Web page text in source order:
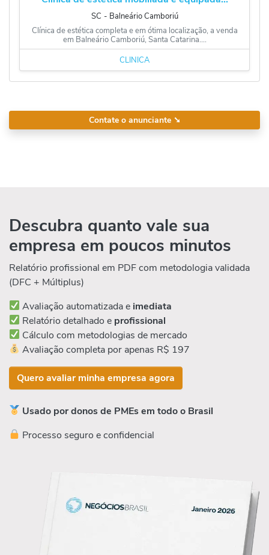
SC ‐ Balneário Camboriú
Clínica de estética completa e em ótima localização, a venda
em Balneário Camboriú, Santa Catarina....
CLÍNICA
Contate o anunciante ➘
Descubra quanto vale sua
empresa em poucos minutos
Relatório profissional em PDF com metodologia validada
(DFC + Múltiplus)
Avaliação automatizada e imediata
Relatório detalhado e profissional
Cálculo com metodologias de mercado
Avaliação completa por apenas R$ 197
Quero avaliar minha empresa agora
Usado por donos de PMEs em todo o Brasil
Processo seguro e confidencial